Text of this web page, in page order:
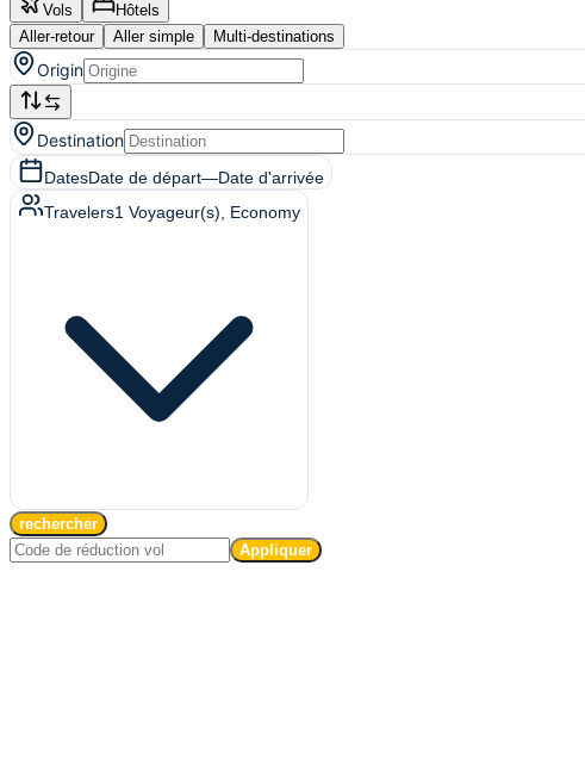
Vols
Hôtels
Aller-retour
Aller simple Multi-destinations
Origin
Destination
DatesDate de départ—Date d'arrivée
Travelers1 Voyageur(s) , Economy
rechercher
Appliquer